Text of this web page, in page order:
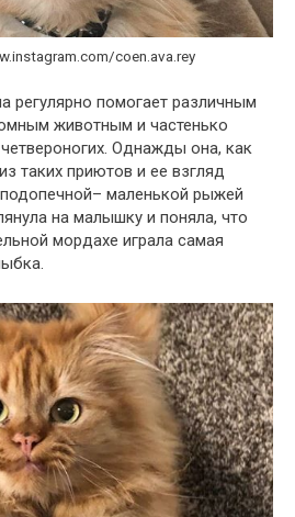
coen.ava.rey
помогает различным
животным и частенько
Однажды она, как
таких приютов и ее взгляд
маленькой рыжей
на малышку и поняла, что
мордахе играла самая